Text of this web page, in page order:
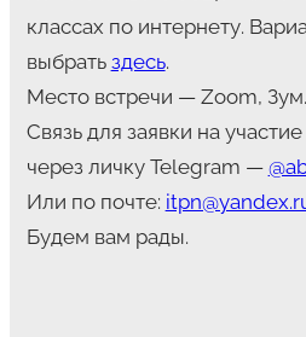
классах по интернету.
выбрать здесь.
Место встречи — Zoom, Зум.
Связь для заявки на
через личку Telegram —
Или по почте:
Будем вам рады.